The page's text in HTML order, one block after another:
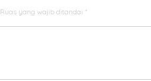
Ruas yang wajib ditandai *